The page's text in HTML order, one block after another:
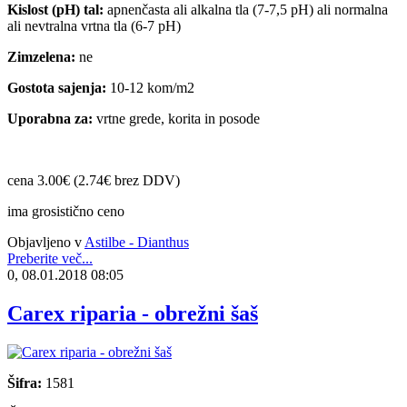
Kislost (pH) tal: apnenčasta ali alkalna tla (7-7,5 pH) ali normalna
ali nevtralna vrtna tla (6-7 pH)
Zimzelena: ne
Gostota sajenja: 10-12 kom/m2
Uporabna za: vrtne grede, korita in posode
cena 3.00€ (2.74€ brez DDV)
ima grosistično ceno
Objavljeno v Astilbe - Dianthus
Preberite več...
0, 08.01.2018 08:05
Carex riparia - obrežni šaš
Šifra: 1581